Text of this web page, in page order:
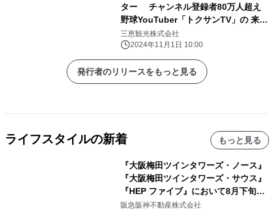
ター チャンネル登録者80万人超え
野球YouTuber「トクサンTV」の 来場
者参加型イベントを11月23日開催
三恵観光株式会社
2024年11月1日 10:00
発行者のリリースをもっと見る
ライフスタイルの新着 もっと見る
『大阪梅田ツインタワーズ・ノース』
『大阪梅田ツインタワーズ・サウス』
『HEP ファイブ』において8月下旬か
ら 「オフサイト型コーポレートPPA」
阪急阪神不動産株式会社